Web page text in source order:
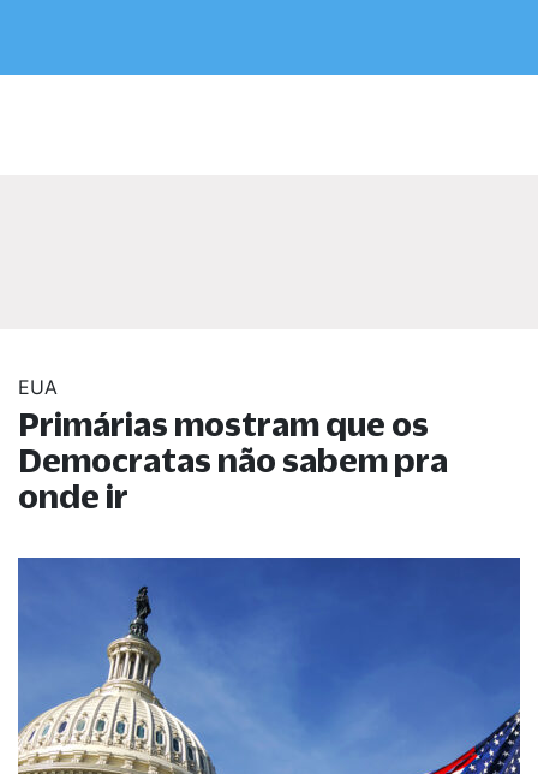
EUA
Primárias mostram que os
Democratas não sabem pra
onde ir